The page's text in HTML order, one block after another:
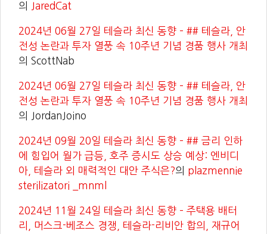
의
JaredCat
2024년 06월 27일 테슬라 최신 동향 – ## 테슬라, 안
전성 논란과 투자 열풍 속 10주년 기념 경품 행사 개최
의 ScottNab
2024년 06월 27일 테슬라 최신 동향 – ## 테슬라, 안
전성 논란과 투자 열풍 속 10주년 기념 경품 행사 개최
의
JordanJoino
2024년 09월 20일 테슬라 최신 동향 – ## 금리 인하
에 힘입어 월가 급등, 호주 증시도 상승 예상: 엔비디
아, 테슬라 외 매력적인 대안 주식은?의 plazmennie
sterilizatori _mnml
2024년 11월 24일 테슬라 최신 동향 – 주택용 배터
리, 머스크-베조스 경쟁, 테슬라-리비안 합의, 재규어